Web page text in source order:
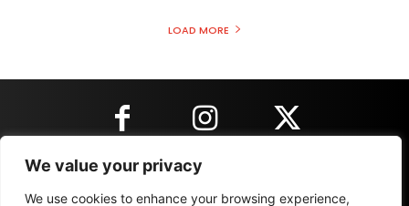
We value your privacy
We use cookies to enhance your browsing experience,
LOAD MORE
KONTAKT INFORMACIJE